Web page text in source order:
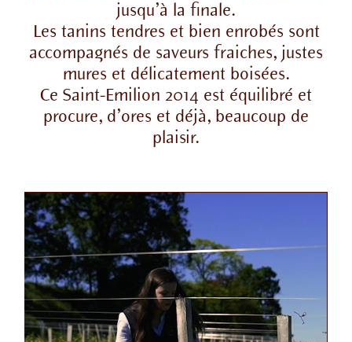
jusqu’à la finale.
Les tanins tendres et bien enrobés sont
accompagnés de saveurs fraiches, justes
mures et délicatement boisées.
Ce Saint-Emilion 2014 est équilibré et
procure, d’ores et déjà, beaucoup de
plaisir.